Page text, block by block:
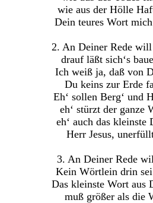
wie aus der Hölle
Dein teures Wort
2. An Deiner Rede
drauf läßt sich‘s
Ich weiß ja, daß von
Du keins zur Erde
Eh‘ sollen Berg‘ und
eh‘ stürzt der ganze
eh‘ auch das kleinste
Herr Jesus,
3. An Deiner Rede
Kein Wörtlein drin
Das kleinste Wort aus
muß größer als die